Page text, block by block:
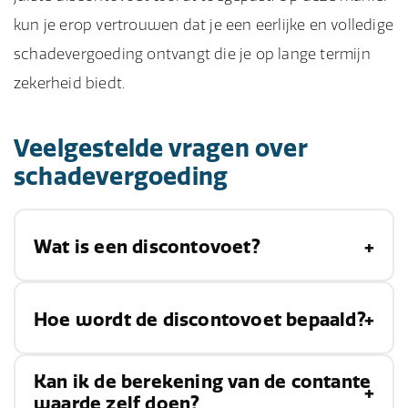
kun je erop vertrouwen dat je een eerlijke en volledige
schadevergoeding ontvangt die je op lange termijn
zekerheid biedt.
Veelgestelde vragen over
schadevergoeding
Wat is een discontovoet?
De discontovoet is het percentage dat wordt
bedrag terug te rekenen naar de huidige
waarde. Dit percentage houdt rekening met
Hoe wordt de discontovoet bepaald?
De discontovoet wordt vaak bepaald op basis
Kan ik de berekening van de contante
waarde zelf doen?